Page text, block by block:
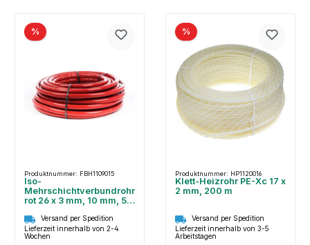
%
Produktnummer: FBH1109015
Iso-
Mehrschichtverbundrohr
rot 26 x 3 mm, 10 mm, 50
Versand per Spedition
Lieferzeit innerhalb von 2-4
Wochen
%
Produktnummer: HP1120016
Klett-Heizrohr PE-Xc 17 x
2 mm, 200 m
Versand per Spedition
Lieferzeit innerhalb von 3-5
Arbeitstagen